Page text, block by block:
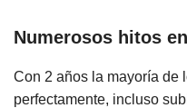
Numerosos hitos
Con 2 años la mayoría de
perfectamente, incluso